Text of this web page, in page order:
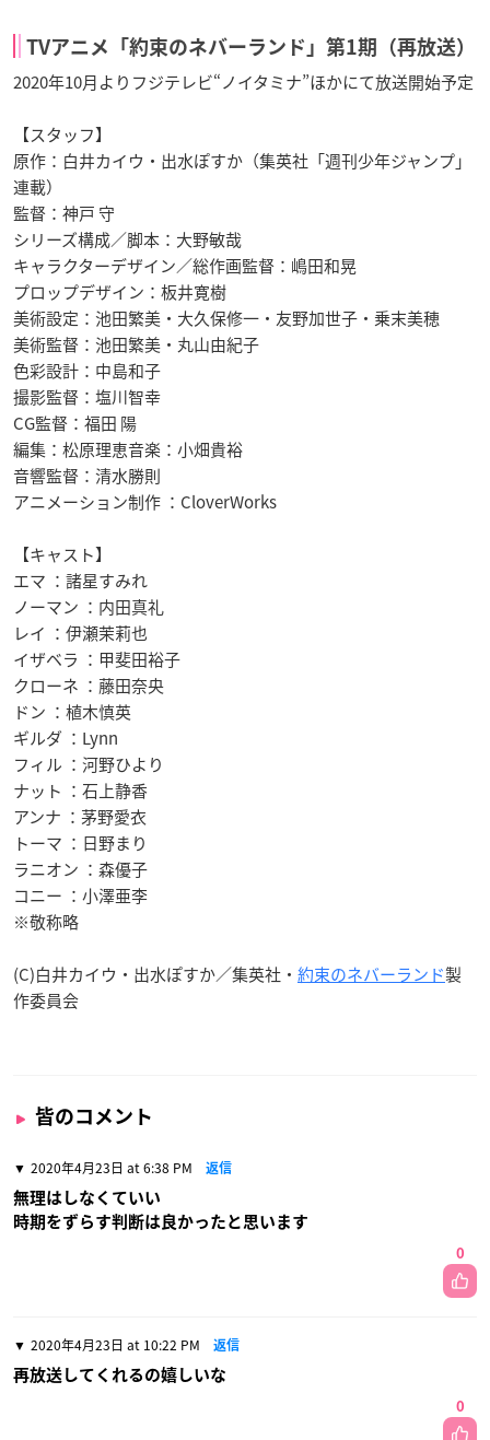
TVアニメ「約束のネバーランド」第1期（再放送）
2020年10月よりフジテレビ“ノイタミナ”ほかにて放送開始予定
【スタッフ】
原作：白井カイウ・出水ぽすか（集英社「週刊少年ジャンプ」
連載）
監督：神戸 守
シリーズ構成／脚本：大野敏哉
キャラクターデザイン／総作画監督：嶋田和晃
プロップデザイン：板井寛樹
美術設定：池田繁美・大久保修一・友野加世子・乗末美穂
美術監督：池田繁美・丸山由紀子
色彩設計：中島和子
撮影監督：塩川智幸
CG監督：福田 陽
編集：松原理恵音楽：小畑貴裕
音響監督：清水勝則
アニメーション制作 ：CloverWorks
【キャスト】
エマ ：諸星すみれ
ノーマン ：内田真礼
レイ ：伊瀬茉莉也
イザベラ ：甲斐田裕子
クローネ ：藤田奈央
ドン ：植木慎英
ギルダ ：Lynn
フィル ：河野ひより
ナット ：石上静香
アンナ ：茅野愛衣
トーマ ：日野まり
ラニオン ：森優子
コニー ：小澤亜李
※敬称略
(C)白井カイウ・出水ぽすか／集英社・ 約束のネバーランド製
作委員会
皆のコメント
2020年4月23日 at 6:38 PM 返信
無理はしなくていい
時期をずらす判断は良かったと思います
0
2020年4月23日 at 10:22 PM 返信
再放送してくれるの嬉しいな
0